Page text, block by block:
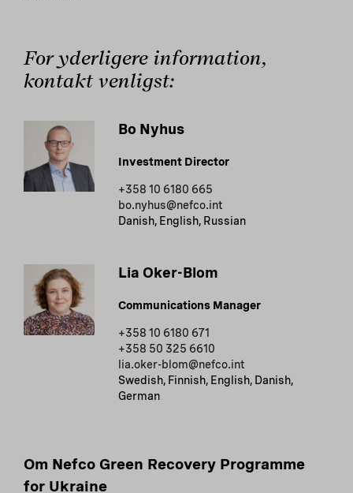
For yderligere information,
kontakt venligst:
Bo Nyhus
Investment Director
+358 10 6180 665
bo.nyhus@nefco.int
Danish, English, Russian
Lia Oker-Blom
Communications Manager
+358 10 6180 671
+358 50 325 6610
lia.oker-blom@nefco.int
Swedish, Finnish, English, Danish,
German
Om Nefco Green Recovery Programme
for Ukraine